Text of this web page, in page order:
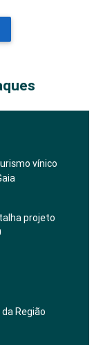
vínico
projeto
Região